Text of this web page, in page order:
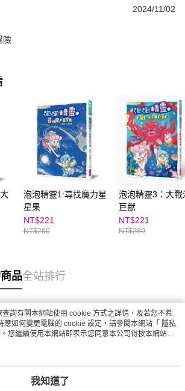
2024/11/02
險
泡泡精靈1:尋找魔力星
星果
NT$221
NT$280
泡泡精靈3：大戰
巨獸
NT$221
NT$280
品全站排行
詢有關本網站使用 cookie 方式之詳情，及若您不希
應如何變更電腦的 cookie 設定，請參閱本網站「 隱私
您繼續使用本網站即表示您同意本公司得按本網站使
cookie。
我知道了